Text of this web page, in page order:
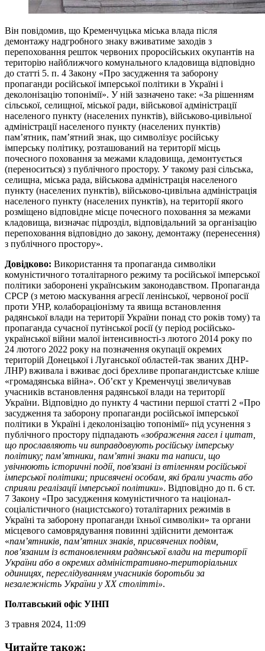
Він повідомив, що Кременчуцька міська влада після
демонтажу надгробного знаку вживатиме заходів з
перепоховання решток червоних проросійських окупантів на
територію найближчого комунального кладовища відповідно
до статті 5. п. 4 Закону «Про засудження та заборону
пропаганди російської імперської політики в Україні і
деколонізацію топонімії». У ній зазначено таке: «За рішенням
сільської, селищної, міської ради, військової адміністрації
населеного пункту (населених пунктів), військово-цивільної
адміністрації населеного пункту (населених пунктів)
пам’ятник, пам’ятний знак, що символізує російську
імперську політику, розташований на території місць
почесного поховання за межами кладовища, демонтується
(переноситься) з публічного простору. У такому разі сільська,
селищна, міська рада, військова адміністрація населеного
пункту (населених пунктів), військово-цивільна адміністрація
населеного пункту (населених пунктів), на території якого
розміщено відповідне місце почесного поховання за межами
кладовища, визначає підрозділ, відповідальний за організацію
перепоховання відповідно до закону, демонтажу (перенесення)
з публічного простору».
Довідково: Використання та пропаганда символіки
комуністичного тоталітарного режиму та російської імперської
політики заборонені українським законодавством. Пропаганда
СРСР (з метою маскування агресії ленінської, червоної росії
проти УНР, колабораціонізму та явища встановлення
радянської влади на території України понад сто років тому) та
пропаганда сучасної путінської росії (у період російсько-
української війни малої інтенсивності-з лютого 2014 року по
24 лютого 2022 року на позначення окупації окремих
територій Донецької і Луганської областей-так званих ДНР-
ЛНР) вживала і вживає досі брехливе пропагандистське кліше
«громадянська війна». Об’єкт у Кременчуці звеличував
учасників встановлення радянської влади на території
України. Відповідно до пункту 4 частини першої статті 2 «Про
засудження та заборону пропаганди російської імперської
політики в Україні і деколонізацію топонімії» під усунення з
публічного простору підпадають «зображення гасел і цитат,
що прославляють чи виправдовують російську імперську
політику; пам’ятники, пам’ятні знаки та написи, що
увічнюють історичні події, пов'язані із втіленням російської
імперської політики; присвячені особам, які брали участь або
сприяли реалізації імперської політики». Відповідно до п. 6 ст.
7 Закону «Про засудження комуністичного та націонал-
соціалістичного (нацистського) тоталітарних режимів в
Україні та заборону пропаганди їхньої символіки» та органи
місцевого самоврядування повинні здійснити демонтаж
«пам’ятників, пам’ятних знаків, присвячених подіям,
пов’язаним із встановленням радянської влади на території
України або в окремих адміністративно-територіальних
одиницях, переслідуванням учасників боротьби за
незалежність України у XX столітті».
Полтавський офіс УІНП
3 травня 2024, 11:09
Читайте також: